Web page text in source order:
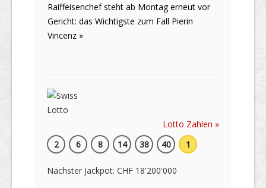
Raiffeisenchef steht ab Montag erneut vor
Gericht: das Wichtigste zum Fall Pierin
Vincenz »
Lotto Zahlen »
2
6 8 14 38 40 1
Nächster Jackpot: CHF 18'200'000